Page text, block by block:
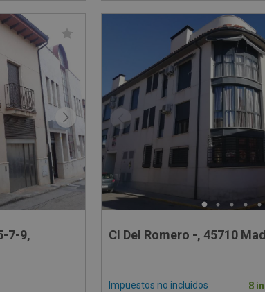
7-9, Cl Del Romero -, 45710
Impuestos no incluidos 8